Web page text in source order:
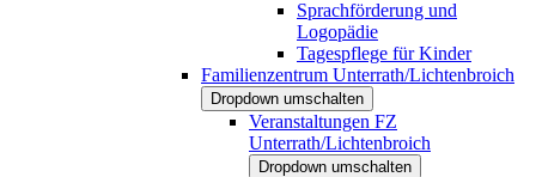
Sprachförderung und
Logopädie
Tagespflege für Kinder
Familienzentrum Unterrath/Lichtenbroich
Dropdown umschalten
Veranstaltungen FZ
Unterrath/Lichtenbroich
Dropdown umschalten